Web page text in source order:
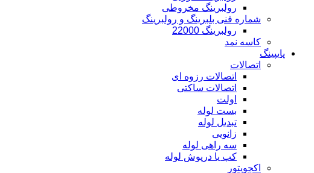
رولبرینگ مخروطی
شماره فنی بلبرینگ و رولبرینگ
رولبرینگ 22000
کاسه نمد
پایپینگ
اتصالات
اتصالات رزوه ای
اتصالات ساکتی
اولت
بست لوله
تبدیل لوله
زانویی
سه راهی لوله
کپ یا درپوش لوله
اکچویتور